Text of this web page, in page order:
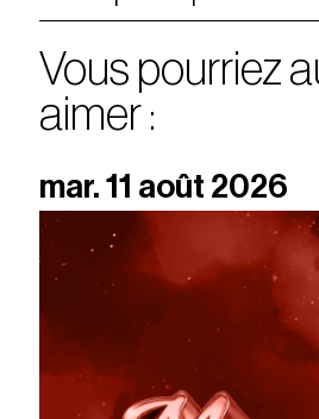
Vous pourriez
aimer :
mar. 11 août 2026